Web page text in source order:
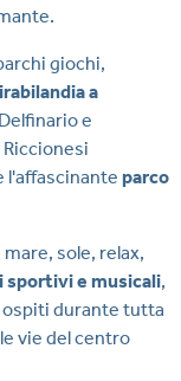
giochi,
a
e
l'affascinante parco
sole, relax,
sportivi e musicali,
ospiti durante tutta
vie del centro